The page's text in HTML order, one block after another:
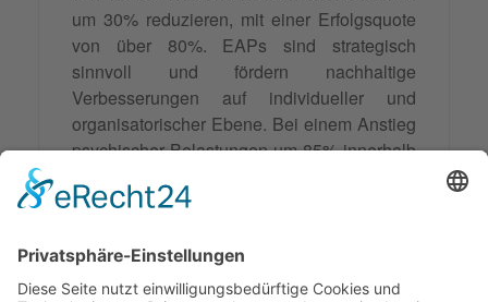
um 30% reduzieren, mit einer Erfolgsquote
von über 80%. EAPs sind strategisch
sinnvoll und fördern nachhaltige
Verbesserungen auf individueller und
organisatorischer Ebene. Bei einem Anstieg
psychischer Belastungen um 85% innerhalb
Werkzeug im betrieblichen
Investition für Unternehmen, die im
Wettbewerbum Talente bestehen und ihre